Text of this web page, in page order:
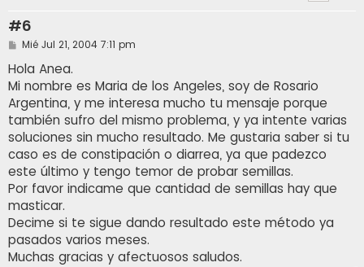
#6
M
n
s
a
j
e
Mié Jul 21, 2004 7:11 pm
Hola Anea.
Mi nombre es Maria de los Angeles, soy de Rosario
Argentina, y me interesa mucho tu mensaje porque
también sufro del mismo problema, y ya intente varias
soluciones sin mucho resultado. Me gustaria saber si tu
caso es de constipación o diarrea, ya que padezco
este último y tengo temor de probar semillas.
Por favor indicame que cantidad de semillas hay que
masticar.
Decime si te sigue dando resultado este método ya
pasados varios meses.
Muchas gracias y afectuosos saludos.